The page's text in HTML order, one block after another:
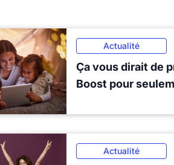
Actualité
Ça vous dirait de
Boost pour
Actualité